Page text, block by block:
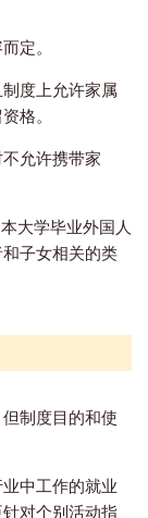
定。
度上允许家属
格。
允许携带家
大学毕业外国人
子女相关的类
制度目的和使
中工作的就业
对个别活动指